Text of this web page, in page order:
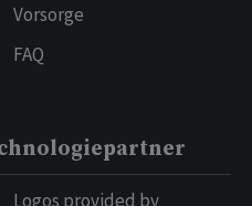
Vorsorge
FAQ
Logos provided by